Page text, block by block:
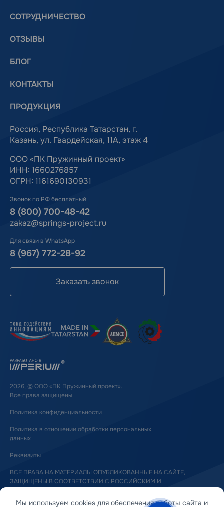
СОТРУДНИЧЕСТВО
ОТЗЫВЫ
БЛОГ
КОНТАКТЫ
ПРОДУКЦИЯ
Россия, Республика Татарстан, г.
Казань, ул. Гвардейская, 11А, этаж 4
ООО «ПК Пружинный проект»
ИНН: 1660276857
ОГРН: 1161690130931
Звонок по РФ бесплатный
8 (800) 700-48-42
zakaz@springs-project.ru
Для связи в WhatsApp
8 (967) 772-28-92
Заказать звонок
2026, © ООО «ПК Пружинный проект».
Все права защищены
Политика конфиденциальности
Политика в отношении обработки персональных
данных
Реквизиты
ВСЕ ПРАВА НА МАТЕРИАЛЫ ОПУБЛИКОВАННЫЕ НА САЙТЕ,
ЗАЩИЩЕНЫ В СООТВЕТСТВИИ С РОССИЙСКИМ И
И СМЕЖНЫХ ПРАВАХ
Мы используем cookies для обеспечения работы сайта и